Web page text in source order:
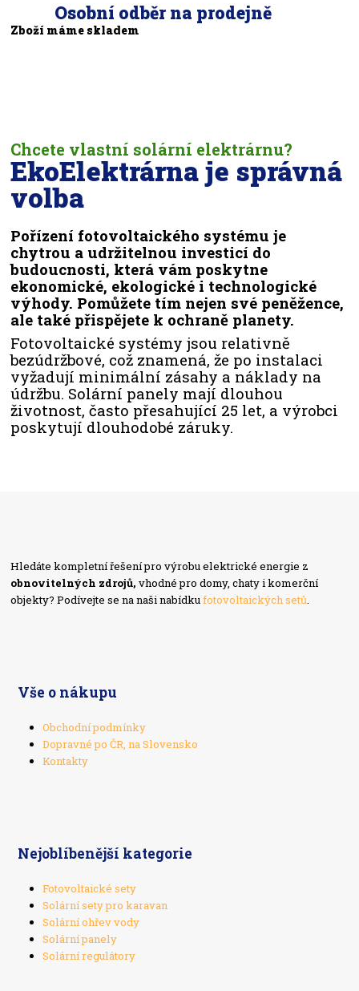
Osobní odběr na prodejně
Zboží máme skladem
Chcete vlastní solární elektrárnu?
EkoElektrárna je správná
volba
Pořízení fotovoltaického systému je
chytrou a udržitelnou investicí do
budoucnosti, která vám poskytne
ekonomické, ekologické i technologické
výhody. Pomůžete tím nejen své peněžence,
ale také přispějete k ochraně planety.
Fotovoltaické systémy jsou relativně
bezúdržbové, což znamená, že po instalaci
vyžadují minimální zásahy a náklady na
údržbu. Solární panely mají dlouhou
životnost, často přesahující 25 let, a výrobci
poskytují dlouhodobé záruky.
Hledáte kompletní řešení pro výrobu elektrické energie z
obnovitelných zdrojů, vhodné pro domy, chaty i komerční
objekty? Podívejte se na naši nabídkufotovoltaických setů.
Vše o nákupu
Obchodní podmínky
Dopravné po ČR, na Slovensko
Kontakty
Nejoblíbenější kategorie
Fotovoltaické sety
Solární sety pro karavan
Solární ohřev vody
Solární panely
Solární regulátory